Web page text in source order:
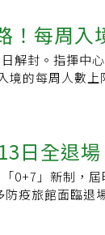
不幸過世，還
速火化」規定
及刪除「醫院
，家屬可自行
染管制原則下
負債導致解封
統」的統計圖
劇上升的趨勢
防疫記者會中
毒二、副流感
毒感染，民眾也
病毒感染，導致
，就會造成非
例非常稀少的
科技產業研究
減損、供應鏈
項報告指出，
之1.1至百分之
的金融海嘯。孫
：比照新冠疫
短、研發成本高
臨床醫師無藥
藥性比例持續
是用Omicron做
可以打BA.1雙
知道BF.7的抗
制。根據行政
之日止，平日
），出國假單
管控等防疫作
是醫護悲歌」，
療人員出國要
錢。醫護質疑，
會發言人陳亮
經過主管同意
！每周入
相關規範
解封。指揮中
境的每周人數
關懷服務。入
後實施家用快篩
篩試劑，於入
或外出前須有
之自主防疫指
日全退
0+7」新制，
疫旅館面臨退